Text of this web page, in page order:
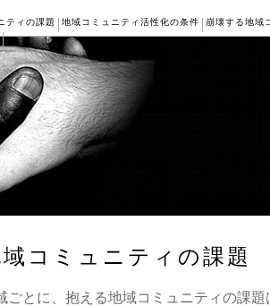
ティの課題 地域コミュニティ活性化の条件
崩壊する地域
コミュニティの課題
ごとに、抱える地域コミュニティの課題